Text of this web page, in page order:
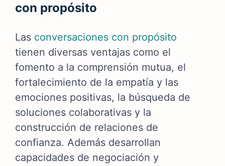
con propósito
Las conversaciones con propósito
tienen diversas ventajas como el
fomento a la comprensión mutua, el
fortalecimiento de la empatía y las
emociones positivas, la búsqueda de
soluciones colaborativas y la
construcción de relaciones de
confianza. Además desarrollan
capacidades de negociación y